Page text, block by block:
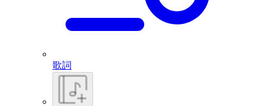
歌詞